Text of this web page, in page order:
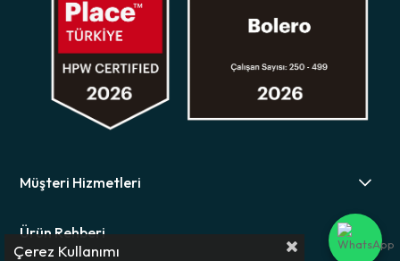
Müşteri Hizmetleri
Ürün Rehberi
Çerez Kullanımı